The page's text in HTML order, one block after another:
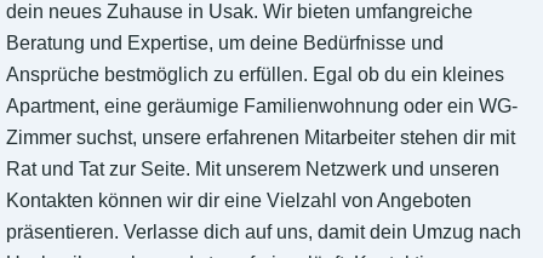
dein neues Zuhause in Usak. Wir bieten umfangreiche
Beratung und Expertise, um deine Bedürfnisse und
Ansprüche bestmöglich zu erfüllen. Egal ob du ein kleines
Apartment, eine geräumige Familienwohnung oder ein WG-
Zimmer suchst, unsere erfahrenen Mitarbeiter stehen dir mit
Rat und Tat zur Seite. Mit unserem Netzwerk und unseren
Kontakten können wir dir eine Vielzahl von Angeboten
präsentieren. Verlasse dich auf uns, damit dein Umzug nach